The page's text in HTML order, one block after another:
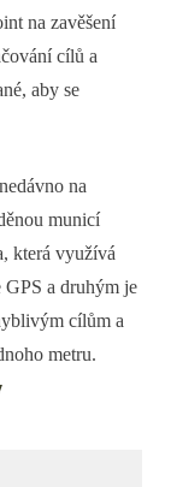
na zavěšení
cílů a
aby se
na
municí
která využívá
GPS a druhým je
cílům a
metru.